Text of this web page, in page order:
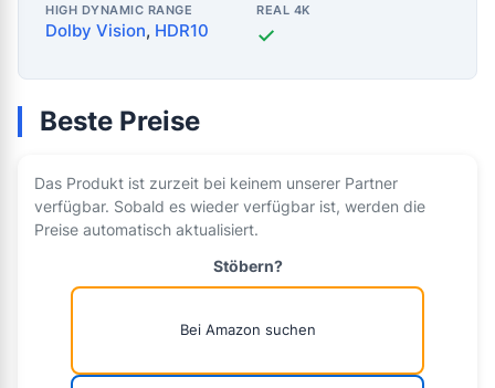
HIGH DYNAMIC RANGE
Dolby Vision, HDR10
REAL 4K
✓
Beste Preise
Das Produkt ist zurzeit bei keinem unserer Partner
verfügbar. Sobald es wieder verfügbar ist, werden die
Preise automatisch aktualisiert.
Stöbern?
Bei Amazon suchen